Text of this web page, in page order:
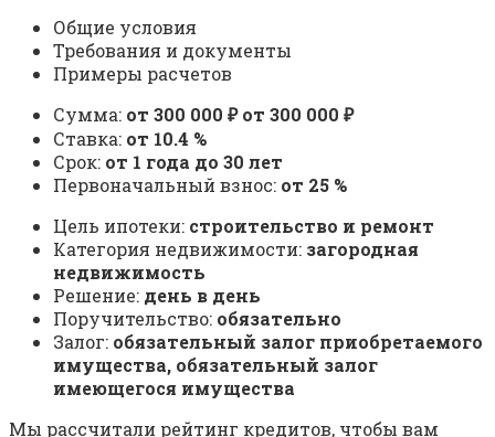
Общие условия
Требования и документы
Примеры расчетов
Сумма: от 300 000 ₽ от 300 000 ₽
Ставка: от 10.4 %
Срок: от 1 года до 30 лет
Первоначальный взнос: от 25 %
Цель ипотеки: строительство и ремонт
Категория недвижимости: загородная
недвижимость
Решение: день в день
Поручительство: обязательно
Залог: обязательный залог приобретаемого
имущества, обязательный залог
имеющегося имущества
Мы рассчитали рейтинг кредитов, чтобы вам